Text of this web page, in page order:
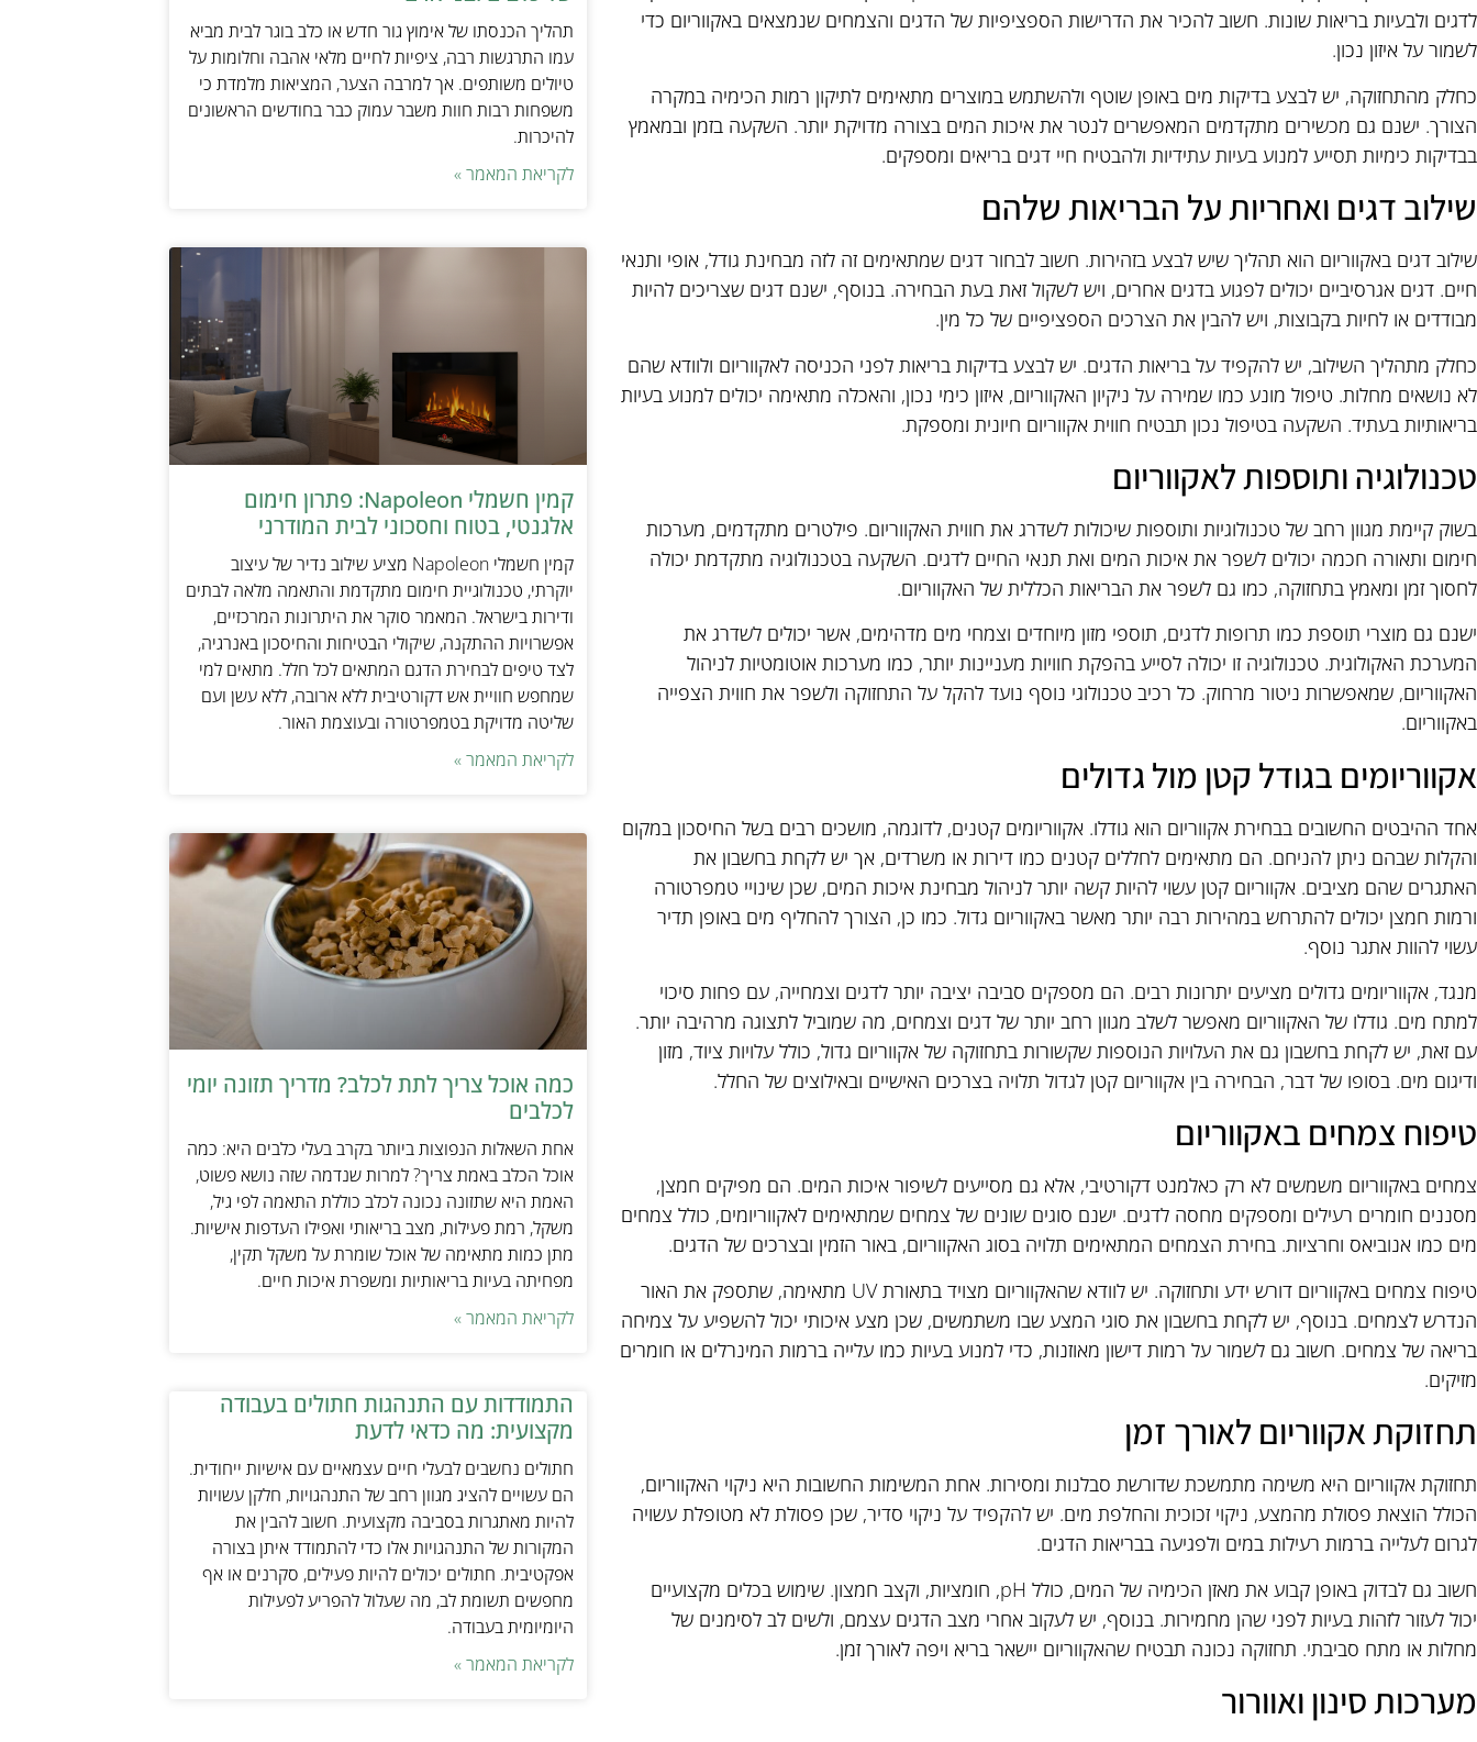
לדגים ולבעיות בריאות שונות. חשוב להכיר את הדרישות הספציפיות של הדגים והצמחים שנמצאים באקווריום כדי
לשמור על איזון נכון.
כחלק מהתחזוקה, יש לבצע בדיקות מים באופן שוטף ולהשתמש במוצרים מתאימים לתיקון רמות הכימיה במקרה
הצורך. ישנם גם מכשירים מתקדמים המאפשרים לנטר את איכות המים בצורה מדויקת יותר. השקעה בזמן ובמאמץ
בבדיקות כימיות תסייע למנוע בעיות עתידיות ולהבטיח חיי דגים בריאים ומספקים.
שילוב דגים ואחריות על הבריאות שלהם
שילוב דגים באקווריום הוא תהליך שיש לבצע בזהירות. חשוב לבחור דגים שמתאימים זה לזה מבחינת גודל, אופי ותנאי
חיים. דגים אגרסיביים יכולים לפגוע בדגים אחרים, ויש לשקול זאת בעת הבחירה. בנוסף, ישנם דגים שצריכים להיות
מבודדים או לחיות בקבוצות, ויש להבין את הצרכים הספציפיים של כל מין.
כחלק מתהליך השילוב, יש להקפיד על בריאות הדגים. יש לבצע בדיקות בריאות לפני הכניסה לאקווריום ולוודא שהם
לא נושאים מחלות. טיפול מונע כמו שמירה על ניקיון האקווריום, איזון כימי נכון, והאכלה מתאימה יכולים למנוע בעיות
בריאותיות בעתיד. השקעה בטיפול נכון תבטיח חווית אקווריום חיונית ומספקת.
טכנולוגיה ותוספות לאקווריום
בשוק קיימת מגוון רחב של טכנולוגיות ותוספות שיכולות לשדרג את חווית האקווריום. פילטרים מתקדמים, מערכות
חימום ותאורה חכמה יכולים לשפר את איכות המים ואת תנאי החיים לדגים. השקעה בטכנולוגיה מתקדמת יכולה
לחסוך זמן ומאמץ בתחזוקה, כמו גם לשפר את הבריאות הכללית של האקווריום.
ישנם גם מוצרי תוספת כמו תרופות לדגים, תוספי מזון מיוחדים וצמחי מים מדהימים, אשר יכולים לשדרג את
המערכת האקולוגית. טכנולוגיה זו יכולה לסייע בהפקת חוויות מעניינות יותר, כמו מערכות אוטומטיות לניהול
האקווריום, שמאפשרות ניטור מרחוק. כל רכיב טכנולוגי נוסף נועד להקל על התחזוקה ולשפר את חווית הצפייה
באקווריום.
אקווריומים בגודל קטן מול גדולים
אחד ההיבטים החשובים בבחירת אקווריום הוא גודלו. אקווריומים קטנים, לדוגמה, מושכים רבים בשל החיסכון במקום
והקלות שבהם ניתן להניחם. הם מתאימים לחללים קטנים כמו דירות או משרדים, אך יש לקחת בחשבון את
האתגרים שהם מציבים. אקווריום קטן עשוי להיות קשה יותר לניהול מבחינת איכות המים, שכן שינויי טמפרטורה
ורמות חמצן יכולים להתרחש במהירות רבה יותר מאשר באקווריום גדול. כמו כן, הצורך להחליף מים באופן תדיר
עשוי להוות אתגר נוסף.
מנגד, אקווריומים גדולים מציעים יתרונות רבים. הם מספקים סביבה יציבה יותר לדגים וצמחייה, עם פחות סיכוי
למתח מים. גודלו של האקווריום מאפשר לשלב מגוון רחב יותר של דגים וצמחים, מה שמוביל לתצוגה מרהיבה יותר.
עם זאת, יש לקחת בחשבון גם את העלויות הנוספות שקשורות בתחזוקה של אקווריום גדול, כולל עלויות ציוד, מזון
ודיגום מים. בסופו של דבר, הבחירה בין אקווריום קטן לגדול תלויה בצרכים האישיים ובאילוצים של החלל.
טיפוח צמחים באקווריום
צמחים באקווריום משמשים לא רק כאלמנט דקורטיבי, אלא גם מסייעים לשיפור איכות המים. הם מפיקים חמצן,
מסננים חומרים רעילים ומספקים מחסה לדגים. ישנם סוגים שונים של צמחים שמתאימים לאקווריומים, כולל צמחים
מים כמו אנוביאס וחרציות. בחירת הצמחים המתאימים תלויה בסוג האקווריום, באור הזמין ובצרכים של הדגים.
טיפוח צמחים באקווריום דורש ידע ותחזוקה. יש לוודא שהאקווריום מצויד בתאורת UV מתאימה, שתספק את האור
הנדרש לצמחים. בנוסף, יש לקחת בחשבון את סוגי המצע שבו משתמשים, שכן מצע איכותי יכול להשפיע על צמיחה
בריאה של צמחים. חשוב גם לשמור על רמות דישון מאוזנות, כדי למנוע בעיות כמו עלייה ברמות המינרלים או חומרים
מזיקים.
תחזוקת אקווריום לאורך זמן
תחזוקת אקווריום היא משימה מתמשכת שדורשת סבלנות ומסירות. אחת המשימות החשובות היא ניקוי האקווריום,
הכולל הוצאת פסולת מהמצע, ניקוי זכוכית והחלפת מים. יש להקפיד על ניקוי סדיר, שכן פסולת לא מטופלת עשויה
לגרום לעלייה ברמות רעילות במים ולפגיעה בבריאות הדגים.
חשוב גם לבדוק באופן קבוע את מאזן הכימיה של המים, כולל pH, חומציות, וקצב חמצון. שימוש בכלים מקצועיים
יכול לעזור לזהות בעיות לפני שהן מחמירות. בנוסף, יש לעקוב אחרי מצב הדגים עצמם, ולשים לב לסימנים של
מחלות או מתח סביבתי. תחזוקה נכונה תבטיח שהאקווריום יישאר בריא ויפה לאורך זמן.
מערכות סינון ואוורור
תהליך הכנסתו של אימוץ גור חדש או כלב בוגר לבית מביא
עמו התרגשות רבה, ציפיות לחיים מלאי אהבה וחלומות על
טיולים משותפים. אך למרבה הצער, המציאות מלמדת כי
משפחות רבות חוות משבר עמוק כבר בחודשים הראשונים
להיכרות.
לקריאת המאמר »
קמין חשמלי Napoleon: פתרון חימום
אלגנטי, בטוח וחסכוני לבית המודרני
קמין חשמלי Napoleon מציע שילוב נדיר של עיצוב
יוקרתי, טכנולוגיית חימום מתקדמת והתאמה מלאה לבתים
ודירות בישראל. המאמר סוקר את היתרונות המרכזיים,
אפשרויות ההתקנה, שיקולי הבטיחות והחיסכון באנרגיה,
לצד טיפים לבחירת הדגם המתאים לכל חלל. מתאים למי
שמחפש חוויית אש דקורטיבית ללא ארובה, ללא עשן ועם
שליטה מדויקת בטמפרטורה ובעוצמת האור.
לקריאת המאמר »
כמה אוכל צריך לתת לכלב? מדריך תזונה יומי
לכלבים
אחת השאלות הנפוצות ביותר בקרב בעלי כלבים היא: כמה
אוכל הכלב באמת צריך? למרות שנדמה שזה נושא פשוט,
האמת היא שתזונה נכונה לכלב כוללת התאמה לפי גיל,
משקל, רמת פעילות, מצב בריאותי ואפילו העדפות אישיות.
מתן כמות מתאימה של אוכל שומרת על משקל תקין,
מפחיתה בעיות בריאותיות ומשפרת איכות חיים.
לקריאת המאמר »
התמודדות עם התנהגות חתולים בעבודה
מקצועית: מה כדאי לדעת
חתולים נחשבים לבעלי חיים עצמאיים עם אישיות ייחודית.
הם עשויים להציג מגוון רחב של התנהגויות, חלקן עשויות
להיות מאתגרות בסביבה מקצועית. חשוב להבין את
המקורות של התנהגויות אלו כדי להתמודד איתן בצורה
אפקטיבית. חתולים יכולים להיות פעילים, סקרנים או אף
מחפשים תשומת לב, מה שעלול להפריע לפעילות
היומיומית בעבודה.
לקריאת המאמר »